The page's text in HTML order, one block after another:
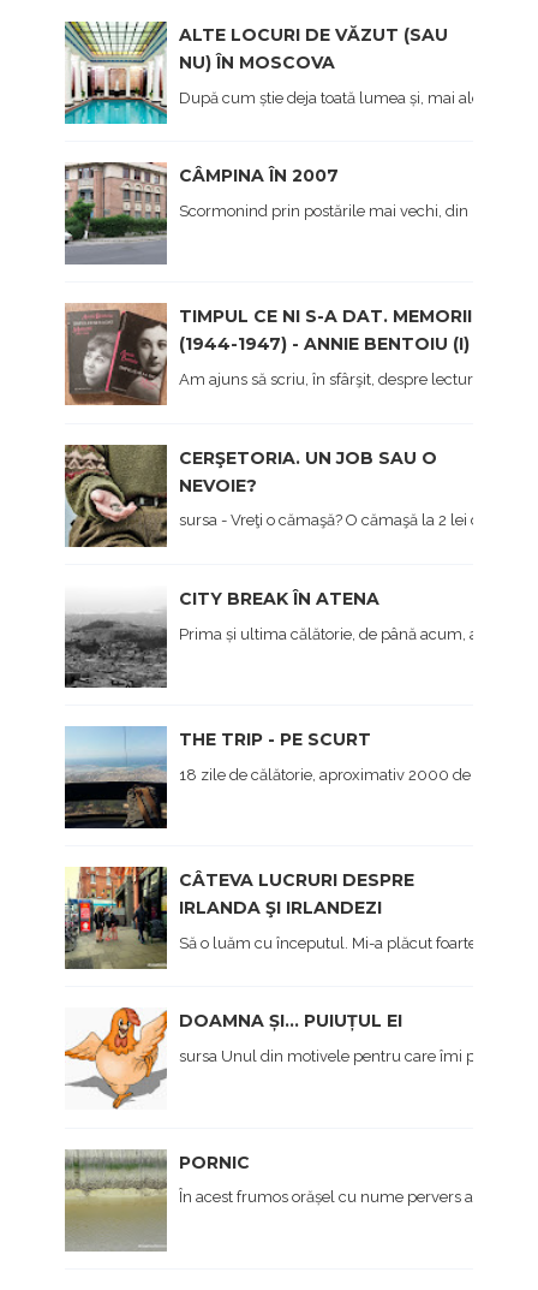
ALTE LOCURI DE VĂZUT (SAU
NU) ÎN MOSCOVA
După cum știe deja toată lumea și, mai ales cei
CÂMPINA ÎN 2007
Scormonind prin postările mai vechi, din prima
TIMPUL CE NI S-A DAT. MEMORII
(1944-1947) - ANNIE BENTOIU (I)
Am ajuns să scriu, în sfârşit, despre lectura mea
CERŞETORIA. UN JOB SAU O
NEVOIE?
sursa - Vreţi o cămaşă? O cămaşă la 2 lei dau... -
CITY BREAK ÎN ATENA
Prima și ultima călătorie, de până acum, a
THE TRIP - PE SCURT
18 zile de călătorie, aproximativ 2000 de
CÂTEVA LUCRURI DESPRE
IRLANDA ŞI IRLANDEZI
Să o luăm cu începutul. Mi-a plăcut foarte mult
DOAMNA ȘI... PUIUȚUL EI
sursa Unul din motivele pentru care îmi pare rău
PORNIC
În acest frumos orășel cu nume pervers am